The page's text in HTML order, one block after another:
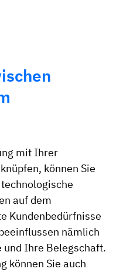
mit Ihrer
können Sie
auf dem
Kundenbedürfnisse
nämlich
Ihre Belegschaft.
können Sie auch